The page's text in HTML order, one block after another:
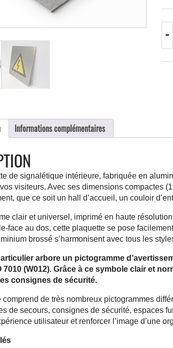
-
Informations complémentaires
de signalétique intérieure, fabriquée en
visiteurs. Avec ses dimensions compactes
que ce soit un hall d’accueil, un couloir
clair et universel, imprimé en haute
face au dos, cette plaquette se pose
brossé s’harmonisent avec tous les
arbore un pictogramme
7010 (W012). Grâce à ce symbole clair et
consignes de sécurité.
comprend de très nombreux pictogrammes
de secours, consignes de sécurité, espaces
utilisateur et renforcer l’image d’une